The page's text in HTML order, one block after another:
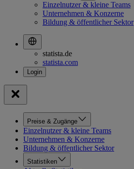
Einzelnutzer & kleine Teams
Unternehmen & Konzerne
Bildung & öffentlicher Sektor
statista.de
statista.com
Preise & Zugänge
Einzelnutzer & kleine Teams
Unternehmen & Konzerne
Bildung & öffentlicher Sektor
Statistiken